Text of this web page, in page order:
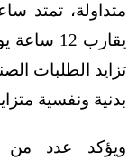
متداولة، تمتد
يقارب 12
تزايد الطلبات
بدنية ونفسية
ويؤكد عدد من